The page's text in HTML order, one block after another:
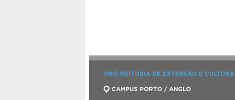
PRÓ-REITORIA DE EXTENSÃO E CULTURA
CAMPUS PORTO / ANGLO